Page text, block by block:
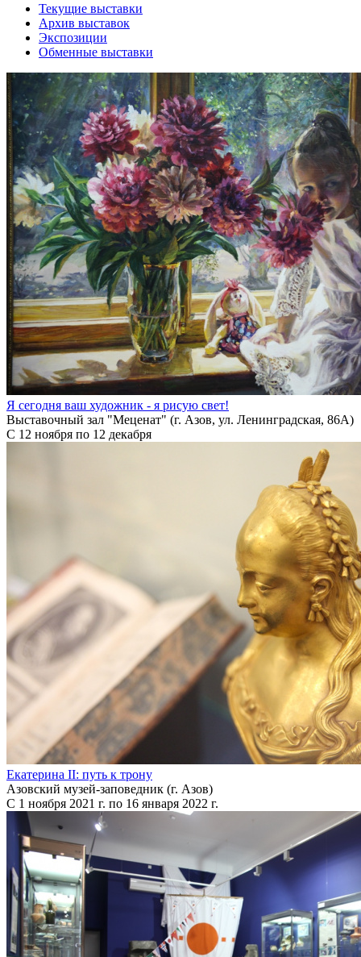
Текущие выставки
Архив выставок
Экспозиции
Обменные выставки
Я сегодня ваш художник - я рисую свет!
Выставочный зал "Меценат" (г. Азов, ул. Ленинградская, 86А)
С 12 ноября по 12 декабря
Екатерина II: путь к трону
Азовский музей-заповедник (г. Азов)
С 1 ноября 2021 г. по 16 января 2022 г.